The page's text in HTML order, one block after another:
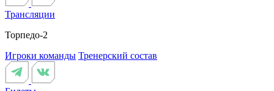
Трансляции
Торпедо-2
Игроки команды Тренерский состав